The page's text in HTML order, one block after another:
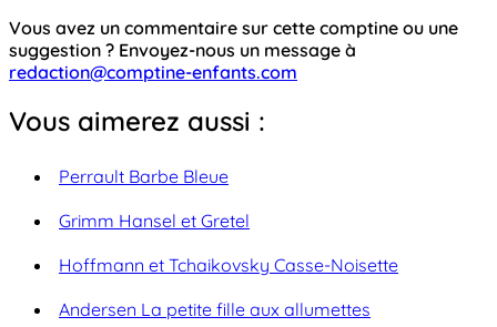
Vous avez un commentaire sur cette comptine ou une
suggestion ? Envoyez-nous un message à
redaction@comptine-enfants.com
Vous aimerez aussi :
Perrault Barbe Bleue
Grimm Hansel et Gretel
Hoffmann et Tchaikovsky Casse-Noisette
Andersen La petite fille aux allumettes